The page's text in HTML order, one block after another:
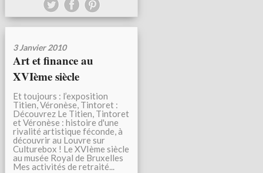
3 Janvier 2010
Art et finance au
XVIème siècle
Et toujours : l’exposition
Titien, Véronèse, Tintoret :
Découvrez Le Titien, Tintoret
et Véronèse : histoire d'une
rivalité artistique féconde, à
découvrir au Louvre sur
Culturebox ! Le XVIème siècle
au musée Royal de Bruxelles
Mes activités de retraité...